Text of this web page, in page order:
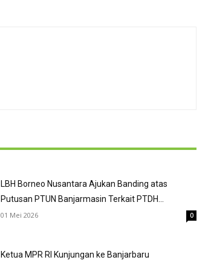
LBH Borneo Nusantara Ajukan Banding atas
Putusan PTUN Banjarmasin Terkait PTDH...
01 Mei 2026 0
Ketua MPR RI Kunjungan ke Banjarbaru